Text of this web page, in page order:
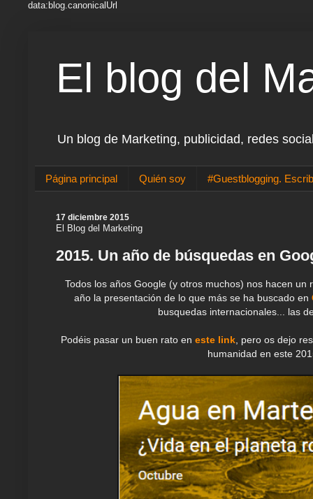
data:blog.canonicalUrl
El blog del
Un blog de Marketing, publicidad, redes
Página principal Quién soy #Guestblogging.
17 diciembre 2015
El Blog del Marketing
2015. Un año de búsquedas en
Todos los años Google (y otros muchos) nos hacen
año la presentación de lo que más se ha buscado en
busquedas internacionales... las
Podéis pasar un buen rato en este link , pero os dejo
humanidad en este